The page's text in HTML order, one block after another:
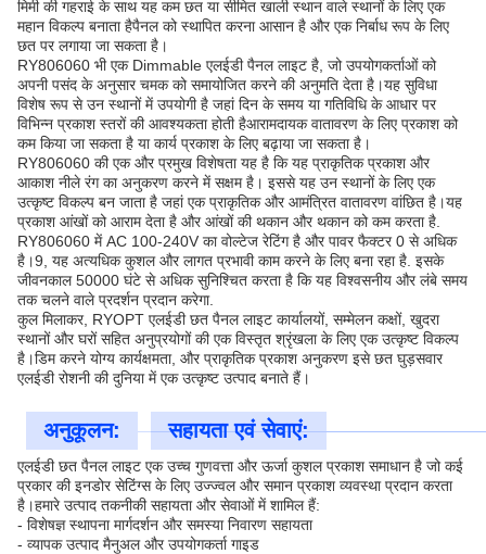
मिमी की गहराई के साथ यह कम छत या सीमित खाली स्थान वाले स्थानों के लिए एक
महान विकल्प बनाता हैपैनल को स्थापित करना आसान है और एक निर्बाध रूप के लिए
छत पर लगाया जा सकता है।
RY806060 भी एक Dimmable एलईडी पैनल लाइट है, जो उपयोगकर्ताओं को
अपनी पसंद के अनुसार चमक को समायोजित करने की अनुमति देता है।यह सुविधा
विशेष रूप से उन स्थानों में उपयोगी है जहां दिन के समय या गतिविधि के आधार पर
विभिन्न प्रकाश स्तरों की आवश्यकता होती हैआरामदायक वातावरण के लिए प्रकाश को
कम किया जा सकता है या कार्य प्रकाश के लिए बढ़ाया जा सकता है।
RY806060 की एक और प्रमुख विशेषता यह है कि यह प्राकृतिक प्रकाश और
आकाश नीले रंग का अनुकरण करने में सक्षम है। इससे यह उन स्थानों के लिए एक
उत्कृष्ट विकल्प बन जाता है जहां एक प्राकृतिक और आमंत्रित वातावरण वांछित है।यह
प्रकाश आंखों को आराम देता है और आंखों की थकान और थकान को कम करता है.
RY806060 में AC 100-240V का वोल्टेज रेटिंग है और पावर फैक्टर 0 से अधिक
है।9, यह अत्यधिक कुशल और लागत प्रभावी काम करने के लिए बना रहा है. इसके
जीवनकाल 50000 घंटे से अधिक सुनिश्चित करता है कि यह विश्वसनीय और लंबे समय
तक चलने वाले प्रदर्शन प्रदान करेगा.
कुल मिलाकर, RYOPT एलईडी छत पैनल लाइट कार्यालयों, सम्मेलन कक्षों, खुदरा
स्थानों और घरों सहित अनुप्रयोगों की एक विस्तृत श्रृंखला के लिए एक उत्कृष्ट विकल्प
है।डिम करने योग्य कार्यक्षमता, और प्राकृतिक प्रकाश अनुकरण इसे छत घुड़सवार
एलईडी रोशनी की दुनिया में एक उत्कृष्ट उत्पाद बनाते हैं।
अनुकूलन: सहायता एवं सेवाएं:
एलईडी छत पैनल लाइट एक उच्च गुणवत्ता और ऊर्जा कुशल प्रकाश समाधान है जो कई
प्रकार की इनडोर सेटिंग्स के लिए उज्ज्वल और समान प्रकाश व्यवस्था प्रदान करता
है।हमारे उत्पाद तकनीकी सहायता और सेवाओं में शामिल हैं:
- विशेषज्ञ स्थापना मार्गदर्शन और समस्या निवारण सहायता
- व्यापक उत्पाद मैनुअल और उपयोगकर्ता गाइड